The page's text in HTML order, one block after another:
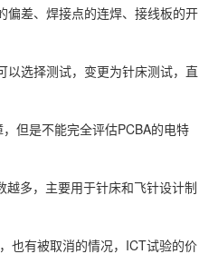
偏差、焊接点的连焊、接线板的开
以选择测试，变更为针床测试，直
但是不能完全评估PCBA的电特
多，主要用于针床和飞针设计制
也有被取消的情况，ICT试验的价